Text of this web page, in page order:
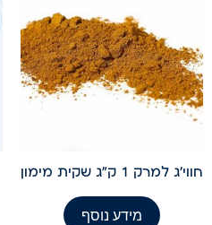
חווי'ג למרק 1 ק"ג שקית מימון
מידע נוסף